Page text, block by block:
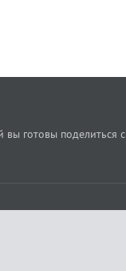
готовы поделиться с